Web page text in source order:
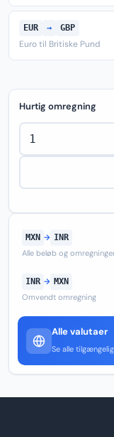
EUR → GBP
Euro til Britiske Pund
Hurtig omregning
MXN → INR
Alle beløb og
INR → MXN
Omvendt omregning
Alle valutaer
Se alle